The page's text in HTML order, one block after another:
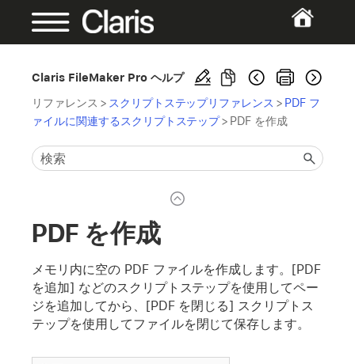
Claris FileMaker Pro ヘルプ
リファレンス > スクリプトステップリファレンス > PDF フ
ァイルに関連するスクリプトステップ> PDF を作成
PDF を作成
メモリ内に空の PDF ファイルを作成します。[PDF
を追加] などのスクリプトステップを使用してペー
ジを追加してから、[PDF を閉じる] スクリプトス
テップを使用してファイルを閉じて保存します。